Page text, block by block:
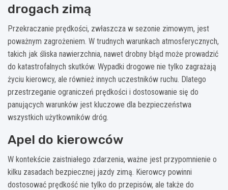
drogach zimą
Przekraczanie prędkości, zwłaszcza w sezonie zimowym, jest
poważnym zagrożeniem. W trudnych warunkach atmosferycznych,
takich jak śliska nawierzchnia, nawet drobny błąd może prowadzić
do katastrofalnych skutków. Wypadki drogowe nie tylko zagrażają
życiu kierowcy, ale również innych uczestników ruchu. Dlatego
przestrzeganie ograniczeń prędkości i dostosowanie się do
panujących warunków jest kluczowe dla bezpieczeństwa
wszystkich użytkowników dróg.
Apel do kierowców
W kontekście zaistniałego zdarzenia, ważne jest przypomnienie o
kilku zasadach bezpiecznej jazdy zimą. Kierowcy powinni
dostosować prędkość nie tylko do przepisów, ale także do